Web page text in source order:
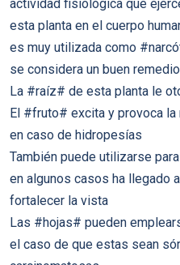
actividad fisiológica que
esta planta en el cuerpo
es muy utilizada como
se considera un buen
La #raíz# de esta planta le
El #fruto# excita y provoca
en caso de hidropesías
También puede utilizarse
en algunos casos ha llegado
fortalecer la vista
Las #hojas# pueden
el caso de que estas sean